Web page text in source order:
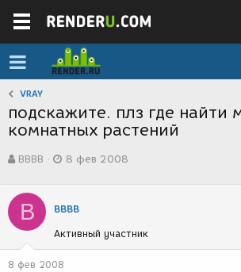
VRAY
подскажите. плз где найти
комнатных растений
в
о
р
т
е
м
ы
BBBB
а
с
з
д
8 фев 2008
B BBBB
Активный участник
8 фев 2008